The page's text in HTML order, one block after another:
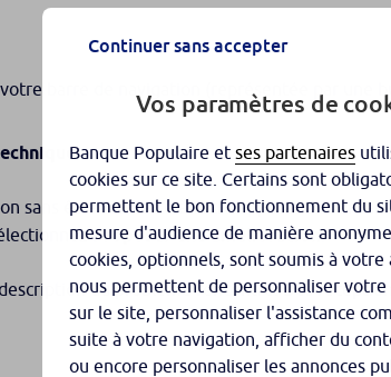
barre de navigation (représentée par une
sans être connecté à votre application
Proposer une amélioration.
du problème rencontré. Dès
Continuer sans accepter
Vos paramètres de
Banque Populaire et ses partenaires
cookies sur ce site. Certains sont
permettent le bon fonctionnement du
mesure d'audience de manière
cookies, optionnels, sont soumis à votre
nous permettent de personnaliser votre
sur le site, personnaliser l'assistance
suite à votre navigation, afficher du
ou encore personnaliser les annonces